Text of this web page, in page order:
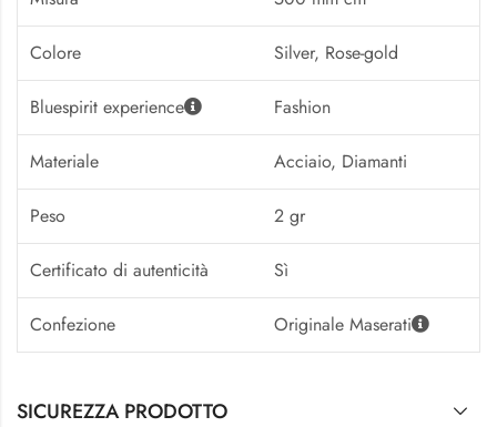
Colore Silver, Rose-gold
Bluespirit experience Fashion
Materiale Acciaio, Diamanti
Peso 2 gr
Certificato di autenticità Sì
Confezione Originale Maserati
SICUREZZA PRODOTTO